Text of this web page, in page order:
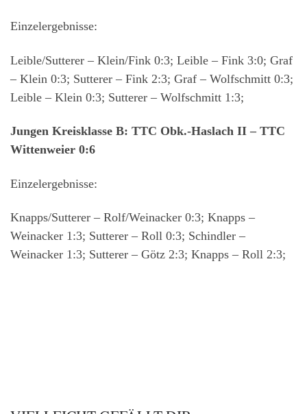
Einzelergebnisse:
Leible/Sutterer – Klein/Fink 0:3; Leible – Fink 3:0; Graf
– Klein 0:3; Sutterer – Fink 2:3; Graf – Wolfschmitt 0:3;
Leible – Klein 0:3; Sutterer – Wolfschmitt 1:3;
Jungen Kreisklasse B: TTC Obk.-Haslach II – TTC
Wittenweier 0:6
Einzelergebnisse:
Knapps/Sutterer – Rolf/Weinacker 0:3; Knapps –
Weinacker 1:3; Sutterer – Roll 0:3; Schindler –
Weinacker 1:3; Sutterer – Götz 2:3; Knapps – Roll 2:3;